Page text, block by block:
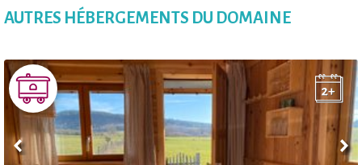
AUTRES HÉBERGEMENTS DU DOMAINE